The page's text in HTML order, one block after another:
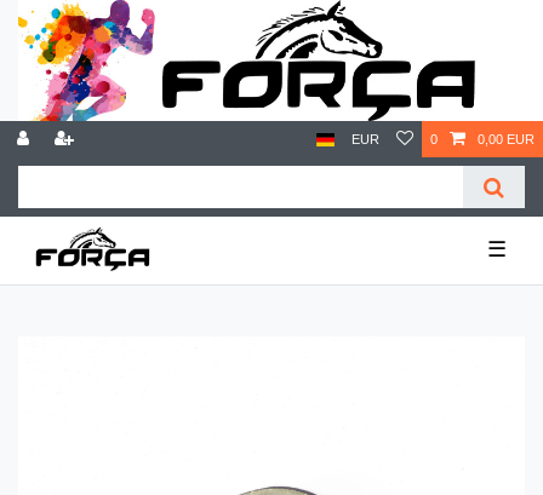
EUR 0 0,00 EUR
☰